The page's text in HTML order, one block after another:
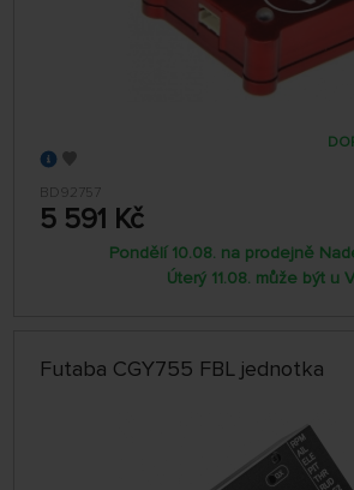
BD92757
5 591 Kč
Pondělí 10.08. na prodejně
Úterý 11.08. může být u
Futaba CGY755 FBL jednotka